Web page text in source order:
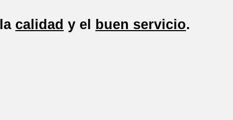
calidad y el buen servicio.